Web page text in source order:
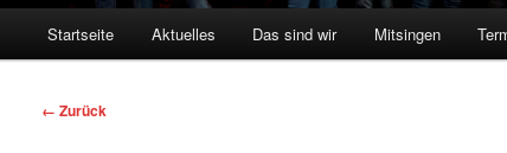
Startseite Aktuelles Das sind wir Mitsingen
Bilder-
← Zurück